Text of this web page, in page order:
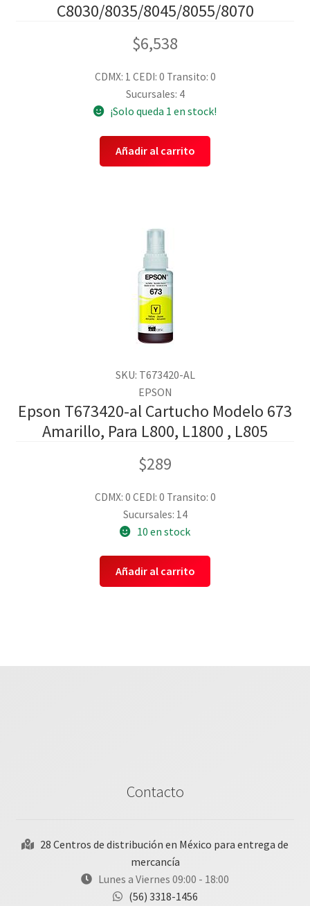
C8030/8035/8045/8055/8070
$6,538
CDMX: 1 CEDI: 0 Transito: 0
Sucursales: 4
¡Solo queda 1 en stock!
Añadir al carrito
SKU: T673420-AL
EPSON
Epson T673420-al Cartucho Modelo 673
Amarillo, Para L800, L1800 , L805
$289
CDMX: 0 CEDI: 0 Transito: 0
Sucursales: 14
10 en stock
Añadir al carrito
Contacto
28 Centros de distribución en México para entrega de
mercancía
Lunes a Viernes 09:00 - 18:00
(56) 3318-1456